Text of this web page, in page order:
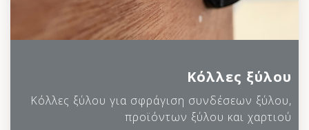
Κόλλες ξύλου
Κόλλες ξύλου για σφράγιση συνδέσεων ξύλου,
προϊόντων ξύλου και χαρτιού